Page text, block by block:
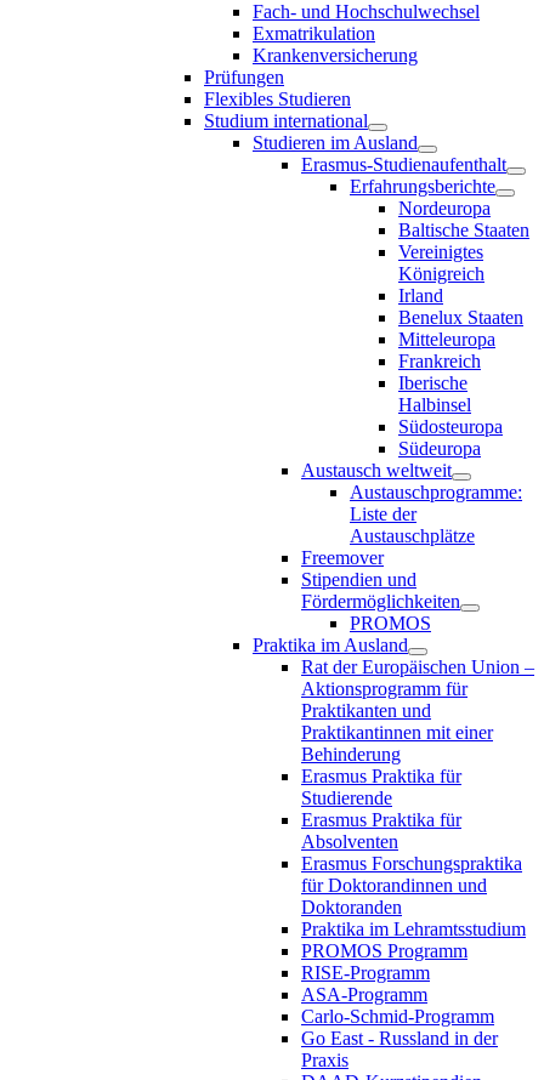
Fach- und Hochschulwechsel
Exmatrikulation
Krankenversicherung
Prüfungen
Flexibles Studieren
Studium international
Studieren im Ausland
Erasmus-Studienaufenthalt
Erfahrungsberichte
Nordeuropa
Baltische Staaten
Vereinigtes
Königreich
Irland
Benelux Staaten
Mitteleuropa
Frankreich
Iberische
Halbinsel
Südosteuropa
Südeuropa
Austausch weltweit
Austauschprogramme:
Liste der
Austauschplätze
Freemover
Stipendien und
Fördermöglichkeiten
PROMOS
Praktika im Ausland
Rat der Europäischen Union –
Aktionsprogramm für
Praktikanten und
Praktikantinnen mit einer
Behinderung
Erasmus Praktika für
Studierende
Erasmus Praktika für
Absolventen
Erasmus Forschungspraktika
für Doktorandinnen und
Doktoranden
Praktika im Lehramtsstudium
PROMOS Programm
RISE-Programm
ASA-Programm
Carlo-Schmid-Programm
Go East - Russland in der
Praxis